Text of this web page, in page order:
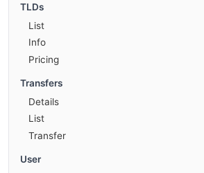
TLDs
List
Info
Pricing
Transfers
Details
List
Transfer
User